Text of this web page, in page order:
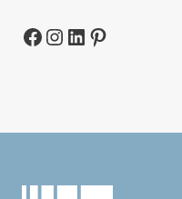
Facebook
Instagram
LinkedIn
Pinterest